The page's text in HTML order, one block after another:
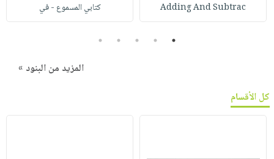
Adding And Subtrac كتابي المسموع - في
1
2
3
4
5
المزيد من البنود »
كل الأقسام